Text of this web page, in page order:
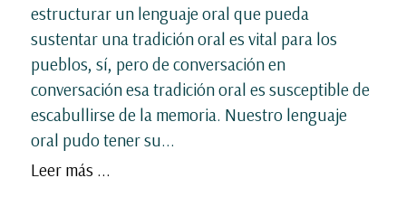
estructurar un lenguaje oral que pueda
sustentar una tradición oral es vital para los
pueblos, sí, pero de conversación en
conversación esa tradición oral es susceptible de
escabullirse de la memoria. Nuestro lenguaje
oral pudo tener su...
Leer más ...